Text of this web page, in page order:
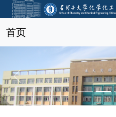
首页